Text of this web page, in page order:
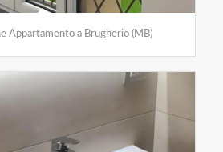
Appartamento a Brugherio (MB)